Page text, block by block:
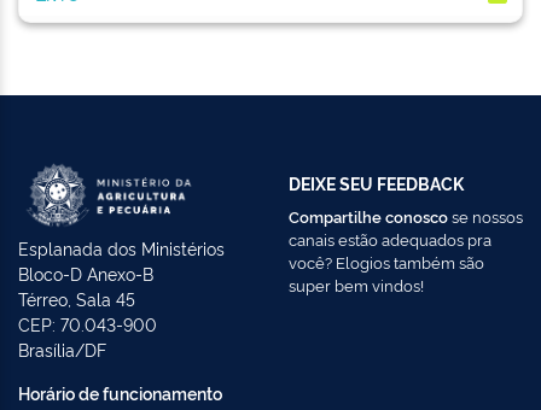
Esplanada dos Ministérios
Bloco-D Anexo-B
Térreo, Sala 45
CEP: 70.043-900
Brasília/DF
Horário de funcionamento
DEIXE SEU FEEDBACK
Compartilhe conoscose nossos
canais estão adequados pra
você? Elogios também são
super bem vindos!